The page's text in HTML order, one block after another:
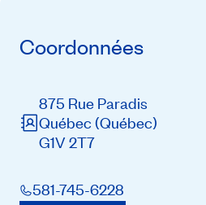
Coordonnées
875 Rue Paradis
Québec (Québec)
G1V 2T7
581-745-6228